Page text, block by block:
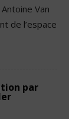
Van
de l’espace
par